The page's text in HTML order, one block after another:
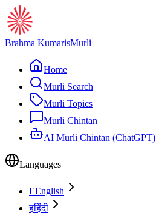
Brahma KumarisMurli
Home
Murli Search
Murli Topics
Murli Chintan
AI Murli Chintan (ChatGPT)
Languages
EEnglish
हहिंदी